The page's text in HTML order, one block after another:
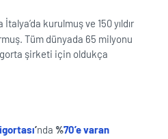
İtalya’da kurulmuş ve 150 yıldır
Tüm dünyada 65 milyonu
şirketi için oldukça
’nda %70’e varan